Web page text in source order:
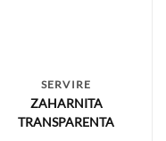
SERVIRE
ZAHARNITA
TRANSPARENTA